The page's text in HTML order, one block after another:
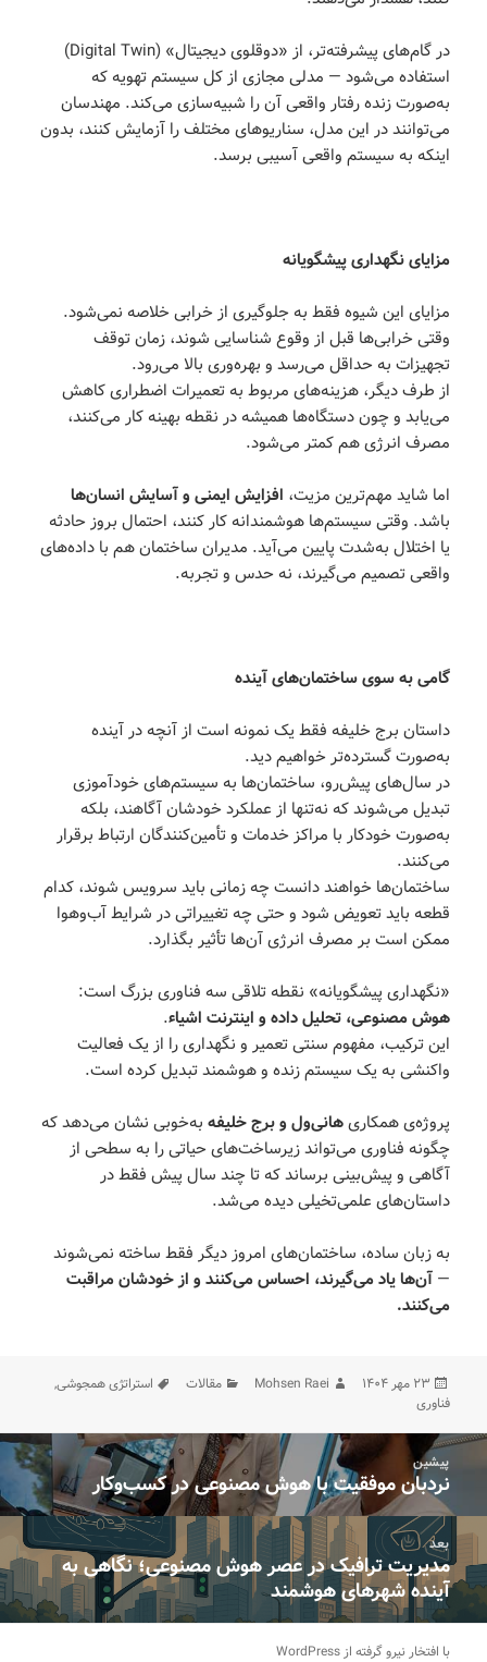
در گام‌های پیشرفته‌تر، از «دوقلوی دیجیتال» (Digital Twin)
استفاده می‌شود — مدلی مجازی از کل سیستم تهویه که
به‌صورت زنده رفتار واقعی آن را شبیه‌سازی می‌کند. مهندسان
می‌توانند در این مدل، سناریوهای مختلف را آزمایش کنند، بدون
اینکه به سیستم واقعی آسیبی برسد.
مزایای نگهداری پیشگویانه
مزایای این شیوه فقط به جلوگیری از خرابی خلاصه نمی‌شود.
وقتی خرابی‌ها قبل از وقوع شناسایی شوند، زمان توقف
تجهیزات به حداقل می‌رسد و بهره‌وری بالا می‌رود.
از طرف دیگر، هزینه‌های مربوط به تعمیرات اضطراری کاهش
می‌یابد و چون دستگاه‌ها همیشه در نقطه بهینه کار می‌کنند،
مصرف انرژی هم کمتر می‌شود.
اما شاید مهم‌ترین مزیت، افزایش ایمنی و آسایش انسان‌ها
باشد. وقتی سیستم‌ها هوشمندانه کار کنند، احتمال بروز حادثه
یا اختلال به‌شدت پایین می‌آید. مدیران ساختمان هم با داده‌های
واقعی تصمیم می‌گیرند، نه حدس و تجربه.
گامی به سوی ساختمان‌های آینده
داستان برج خلیفه فقط یک نمونه است از آنچه در آینده
به‌صورت گسترده‌تر خواهیم دید.
در سال‌های پیش‌رو، ساختمان‌ها به سیستم‌های خودآموزی
تبدیل می‌شوند که نه‌تنها از عملکرد خودشان آگاهند، بلکه
به‌صورت خودکار با مراکز خدمات و تأمین‌کنندگان ارتباط برقرار
می‌کنند.
ساختمان‌ها خواهند دانست چه زمانی باید سرویس شوند، کدام
قطعه باید تعویض شود و حتی چه تغییراتی در شرایط آب‌و‌هوا
ممکن است بر مصرف انرژی آن‌ها تأثیر بگذارد.
«نگهداری پیشگویانه» نقطه تلاقی سه فناوری بزرگ است:
هوش مصنوعی، تحلیل داده و اینترنت اشیاء.
این ترکیب، مفهوم سنتی تعمیر و نگهداری را از یک فعالیت
واکنشی به یک سیستم زنده و هوشمند تبدیل کرده است.
پروژه‌ی همکاریهانی‌ول و برج خلیفه به‌خوبی نشان می‌دهد که
چگونه فناوری می‌تواند زیرساخت‌های حیاتی را به سطحی از
آگاهی و پیش‌بینی برساند که تا چند سال پیش فقط در
داستان‌های علمی‌تخیلی دیده می‌شد.
به زبان ساده، ساختمان‌های امروز دیگر فقط ساخته نمی‌شوند
—آن‌ها یاد می‌گیرند، احساس می‌کنند و از خودشان مراقبت
می‌کنند.
ارسال
شده
۲۳ مهر ۱۴۰۴ نویسنده
Mohsen Raei دسته‌ها
مقالات برچسب‌ها
استراتژی همجوشی,
فناوری
راهبری
نوشته‌هاپیشین
نوشته
قبلی:
نردبان موفقیت با هوش مصنوعی در کسب‌وکار
بعد
نوشته
بعدی:
مدیریت ترافیک در عصر هوش مصنوعی؛ نگاهی به
آینده شهرهای هوشمند
با افتخار نیرو گرفته از WordPress